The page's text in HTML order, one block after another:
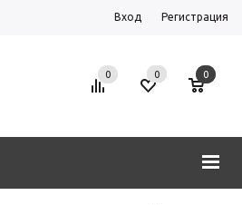
Вход Регистрация
0 0 0